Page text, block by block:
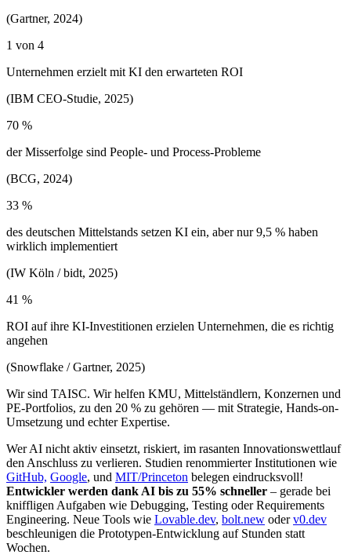
(Gartner, 2024)
1 von 4
Unternehmen erzielt mit KI den erwarteten ROI
(IBM CEO-Studie, 2025)
70 %
der Misserfolge sind People- und Process-Probleme
(BCG, 2024)
33 %
des deutschen Mittelstands setzen KI ein, aber nur 9,5 % haben
wirklich implementiert
(IW Köln / bidt, 2025)
41 %
ROI auf ihre KI-Investitionen erzielen Unternehmen, die es richtig
angehen
(Snowflake / Gartner, 2025)
Wir sind TAISC. Wir helfen KMU, Mittelständlern, Konzernen und
PE-Portfolios, zu den 20 % zu gehören — mit Strategie, Hands-on-
Umsetzung und echter Expertise.
Wer AI nicht aktiv einsetzt, riskiert, im rasanten Innovationswettlauf
den Anschluss zu verlieren. Studien renommierter Institutionen wie
GitHub, Google, und MIT/Princeton belegen eindrucksvoll!
Entwickler werden dank AI bis zu 55% schneller – gerade bei
kniffligen Aufgaben wie Debugging, Testing oder Requirements
Engineering. Neue Tools wie Lovable.dev, bolt.new oderv0.dev
beschleunigen die Prototypen-Entwicklung auf Stunden statt
Wochen.